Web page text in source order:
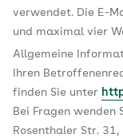
verwendet. Die E-
und maximal vier
Allgemeine
Ihren
finden Sie unter
Bei Fragen wenden
Rosenthaler Str.